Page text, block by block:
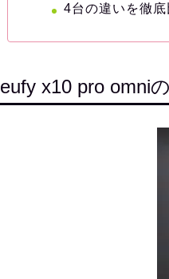
4台の違いを徹
eufy x10 pro omni